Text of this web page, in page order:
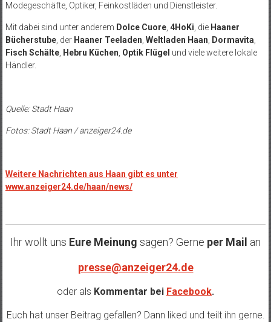
Modegeschäfte, Optiker, Feinkostläden und Dienstleister.
Mit dabei sind unter anderem Dolce Cuore, 4HoKi, die Haaner
Bücherstube, der Haaner Teeladen, Weltladen Haan, Dormavita,
Fisch Schälte, Hebru Küchen, Optik Flügel und viele weitere lokale
Händler.
Quelle: Stadt Haan
Fotos: Stadt Haan / anzeiger24.de
Weitere Nachrichten aus Haan gibt es unter
www.anzeiger24.de/haan/news/
Ihr wollt uns Eure Meinung sagen? Gerne per Mail an
presse@anzeiger24.de
oder als Kommentar bei Facebook.
Euch hat unser Beitrag gefallen? Dann liked und teilt ihn gerne.